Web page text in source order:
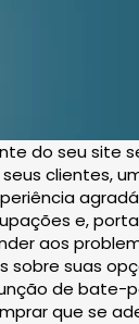
do seu site
clientes,
e,
aos
suas
de
que se